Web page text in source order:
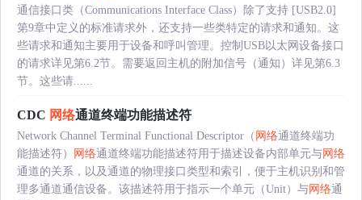
通信接口类（Communications Interface Class）除了支持 [USB2.0]
第9章中定义的标准请求外，还支持一些类特定的请求和通知。这
些请求和通知主要用于设备和呼叫管理。控制USB以太网设备接口
的请求详见第6.2节。需要返回主机的附加信号（通知）详见第6.3
节。这些请......
CDC 网络通道终端功能描述符
Network Channel Terminal Functional Descriptor（ 网络通道终端功
能描述符）
网络通道终端功能描述符用于描述设备内部单元与网络
通道的关系，以及通道的物理接口类型和索引，便于主机识别和管
理多通道通信设备。该描述符用于指示一个单元（Unit）与网络通